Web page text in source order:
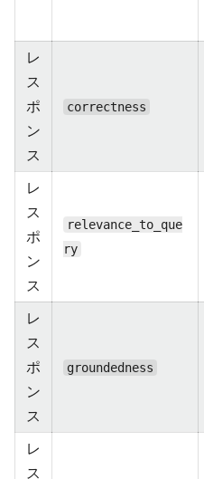
レ
ス
ポ
ン
ス
correctness
レ
ス
ポ
ン
ス
relevance_to_que
ry
レ
ス
ポ
ン
ス
groundedness
レ
ス